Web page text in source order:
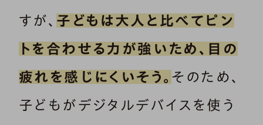
すが、 子どもは大人と比べてピン
トを合わせる力が強いため、目の
疲れを感じにくいそう。 そのため、
子どもがデジタルデバイスを使う